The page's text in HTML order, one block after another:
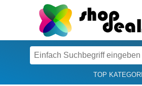
TOP